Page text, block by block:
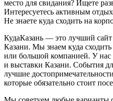
место для свидания? Ищете
Интересуетесь активным
Не знаете куда сходить на
КудаКазань — это лучший
Казани. Мы знаем куда
или большой компанией. У нас
и выставки Казани. События
лучшие
которые обязательно стоит